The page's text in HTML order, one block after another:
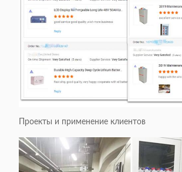
Проекты и применение клиентов